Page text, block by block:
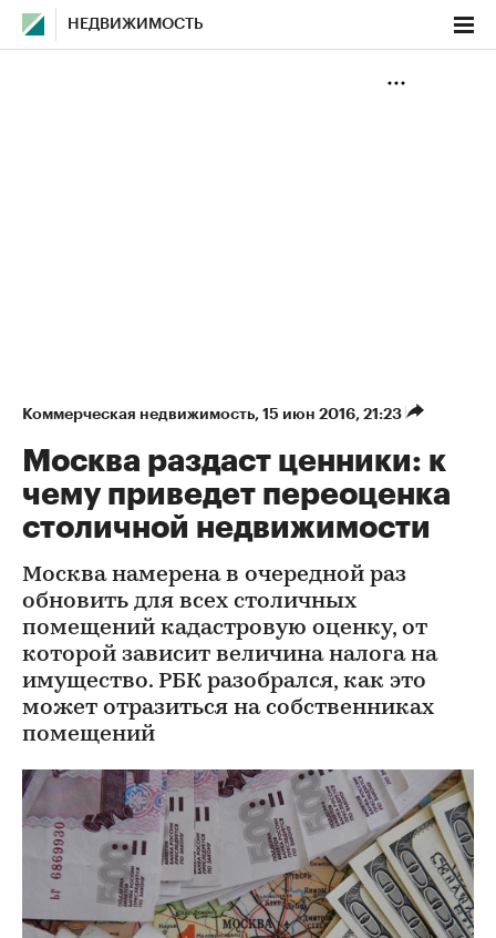
НЕДВИЖИМОСТЬ
Коммерческая недвижимость⁠, 15 июн 2016, 21:23
Москва раздаст ценники: к
чему приведет переоценка
столичной недвижимости
Москва намерена в очередной раз
обновить для всех столичных
помещений кадастровую оценку, от
которой зависит величина налога на
имущество. РБК разобрался, как это
может отразиться на собственниках
помещений